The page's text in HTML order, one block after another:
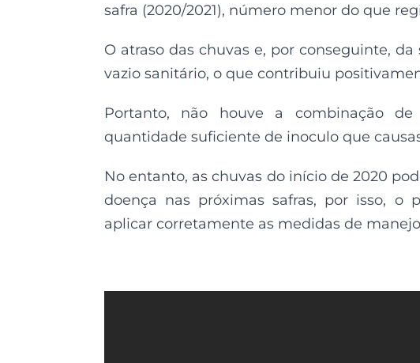
safra (2020/2021), número menor do que
O atraso das chuvas e, por conseguinte,
vazio sanitário, o que contribuiu
Portanto, não houve a combinação
quantidade suficiente de inoculo que
No entanto, as chuvas do início de 2020
doença nas próximas safras, por isso, o
aplicar corretamente as medidas de